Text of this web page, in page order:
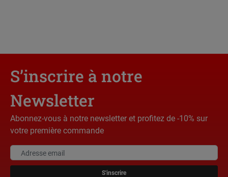
S’inscrire à notre
Newsletter
Abonnez-vous à notre newsletter et profitez de -10% sur
votre première commande
S'inscrire